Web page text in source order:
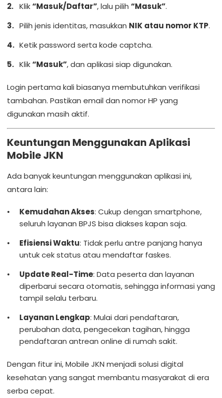
Klik“Masuk/Daftar”, lalu pilih “Masuk”.
Pilih jenis identitas, masukkan NIK atau nomor KTP.
Ketik password serta kode captcha.
Klik“Masuk”, dan aplikasi siap digunakan.
Login pertama kali biasanya membutuhkan verifikasi
tambahan. Pastikan email dan nomor HP yang
digunakan masih aktif.
Keuntungan Menggunakan Aplikasi
Mobile JKN
Ada banyak keuntungan menggunakan aplikasi ini,
antara lain:
Kemudahan Akses: Cukup dengan smartphone,
seluruh layanan BPJS bisa diakses kapan saja.
Efisiensi Waktu: Tidak perlu antre panjang hanya
untuk cek status atau mendaftar faskes.
Update Real-Time: Data peserta dan layanan
diperbarui secara otomatis, sehingga informasi yang
tampil selalu terbaru.
Layanan Lengkap: Mulai dari pendaftaran,
perubahan data, pengecekan tagihan, hingga
pendaftaran antrean online di rumah sakit.
Dengan fitur ini, Mobile JKN menjadi solusi digital
kesehatan yang sangat membantu masyarakat di era
serba cepat.